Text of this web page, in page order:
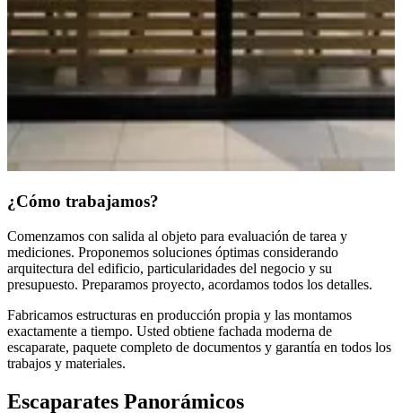
¿Cómo trabajamos?
Comenzamos con salida al objeto para evaluación de tarea y
mediciones. Proponemos soluciones óptimas considerando
arquitectura del edificio, particularidades del negocio y su
presupuesto. Preparamos proyecto, acordamos todos los detalles.
Fabricamos estructuras en producción propia y las montamos
exactamente a tiempo. Usted obtiene fachada moderna de
escaparate, paquete completo de documentos y garantía en todos los
trabajos y materiales.
Escaparates Panorámicos